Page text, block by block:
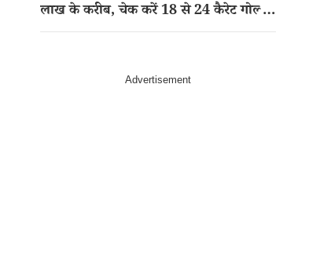
लाख के करीब, चेक करें 18 से 24 कैरेट गोल्ड
का रेट